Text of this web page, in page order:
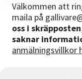
Välkommen att
maila på
oss i
saknar
anmälningsvillkor